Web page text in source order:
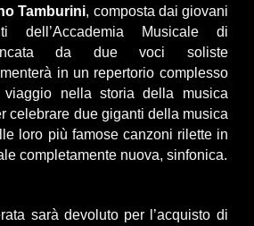
Tamburini, composta dai giovani
dell’Accademia Musicale di
da due voci soliste
in un repertorio complesso
nella storia della musica
celebrare due giganti della musica
loro più famose canzoni rilette in
completamente nuova, sinfonica.
sarà devoluto per l’acquisto di